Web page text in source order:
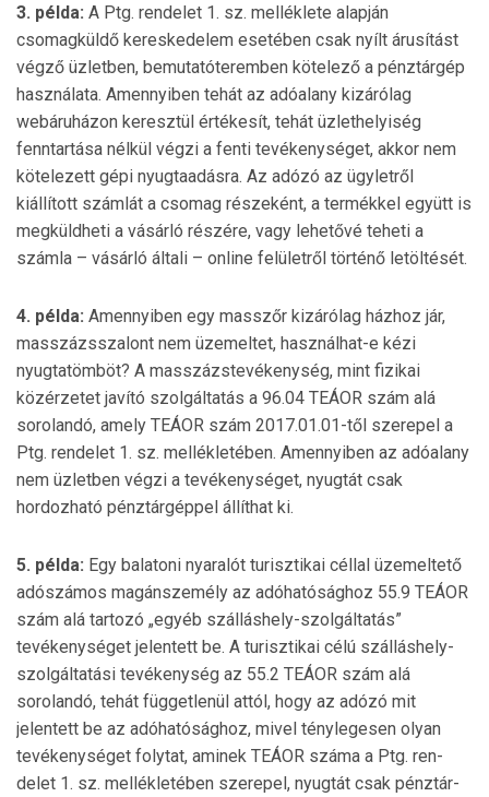
3. példa: A Ptg. rendelet 1. sz. melléklete alapján
csomagküldő kereskedelem esetében csak nyílt árusítást
vég­ző üzletben, bemutatóteremben kötelező a pénztárgép
hasz­nálata. Amennyiben tehát az adóalany kizárólag
webáruházon keresztül értékesít, tehát üzlethelyiség
fenntartása nélkül végzi a fenti tevékenységet, akkor nem
kötelezett gépi nyugtaadásra. Az adózó az ügyletről
kiállított számlát a csomag részeként, a termékkel együtt is
megküldheti a vásárló részére, vagy lehetővé teheti a
számla – vásárló általi – online felületről történő letöltését.
4. példa: Amennyiben egy masszőr kizárólag házhoz jár,
masszázsszalont nem üzemeltet, használhat-e kézi
nyugtatömböt? A masszázstevékenység, mint fizikai
közérzetet javító szolgáltatás a 96.04 TEÁOR szám alá
sorolandó, amely TEÁOR szám 2017.01.01-től szerepel a
Ptg. rendelet 1. sz. mellékletében. Amennyiben az adóalany
nem üzletben végzi a tevékenységet, nyugtát csak
hordozható pénztárgéppel állíthat ki.
5. példa: Egy balatoni nyaralót turisztikai céllal üze­meltető
adószámos magánszemély az adóhatósághoz 55.9 TEÁOR
szám alá tartozó „egyéb szálláshely-szol­gáltatás”
tevékenységet jelentett be. A turisztikai célú szál­láshely-
szolgáltatási tevékenység az 55.2 TEÁOR szám alá
sorolandó, tehát függetlenül attól, hogy az adózó mit
jelentett be az adóhatósághoz, mivel ténylegesen olyan
tevékenységet folytat, aminek TEÁOR száma a Ptg. ren­
delet 1. sz. mellékletében szerepel, nyugtát csak pénztár­